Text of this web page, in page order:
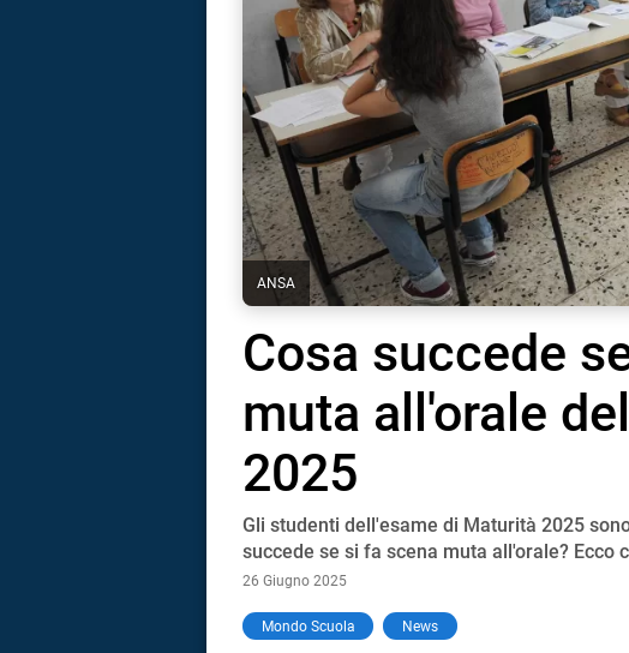
ANSA
Cosa succede
muta all'orale
2025
Gli studenti dell'esame di Maturità 2025
succede se si fa scena muta all'orale? Ecco
26 Giugno 2025
Mondo Scuola News